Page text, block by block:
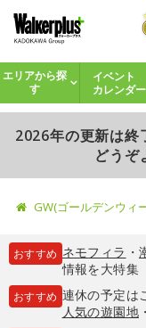
エリアから探
す
イベント
カレンダー
2026年の更新は終
どうぞ
GW(ゴールデンウィ
おすすめ ネモフィラ ・
情報を大特集
おすすめ 連休の予定は
人気の遊園地